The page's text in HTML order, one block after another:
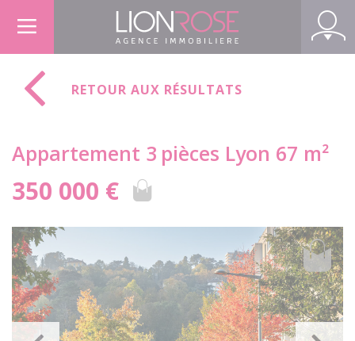
RETOUR AUX RÉSULTATS
Appartement 3 pièces Lyon 67 m²
350 000 €
Panneau de gestion des cookies